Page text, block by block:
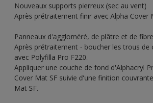
Nouveaux supports pierreux (sec au vent)
Après prétraitement finir avec Alpha Cover
Panneaux d'aggloméré, de plâtre et de
Après prétraitement - boucher les trous de
avec Polyfilla Pro F220.
Appliquer une couche de fond d'Alphacryl
Cover Mat SF suivie d'une finition
Mat SF.